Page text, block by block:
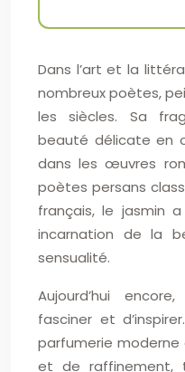
Dans l’art et la
nombreux poètes,
les siècles. Sa
beauté délicate en
dans les œuvres
poètes persans
français, le jasmin
incarnation de la
sensualité.
Aujourd’hui
fasciner et
parfumerie
et de raffinement,